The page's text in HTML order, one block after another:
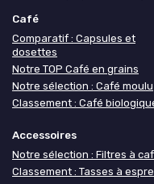
Café
Comparatif : Capsules et
dosettes
Notre TOP Café en grains
Notre sélection : Café moulu
Classement : Café
Accessoires
Notre sélection : Filtres à
Classement : Tasses à